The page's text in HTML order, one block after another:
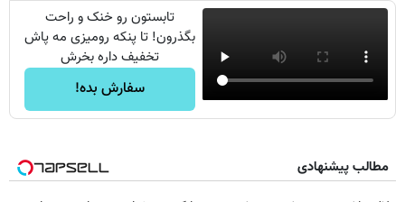
تابستون رو خنک و راحت
بگذرون! تا پنکه رومیزی مه پاش
تخفیف داره بخرش
سفارش بده!
مطالب پیشنهادی